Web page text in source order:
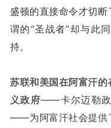
盛顿的直接命令才切
谓的“圣战者”却与此
持。
苏联和美国在阿富汗的
义政府——卡尔迈勒政
——为阿富汗社会提供